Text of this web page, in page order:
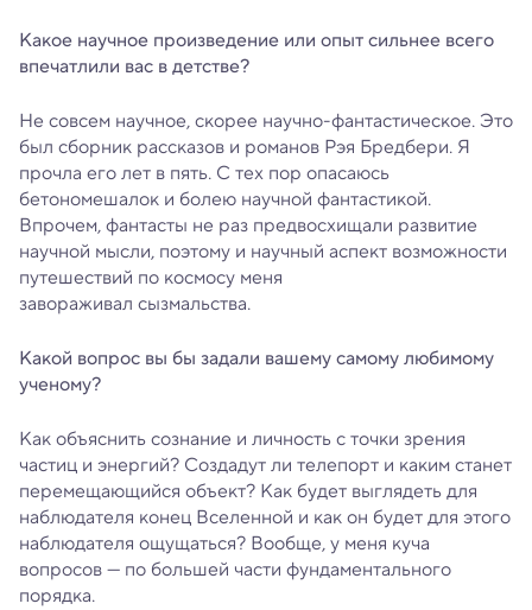
Какое научное произведение или опыт сильнее всего
впечатлили вас в детстве?
Не совсем научное, скорее научно-фантастическое. Это
был сборник рассказов и романов Рэя Бредбери. Я
прочла его лет в пять. С тех пор опасаюсь
бетономешалок и болею научной фантастикой.
Впрочем, фантасты не раз предвосхищали развитие
научной мысли, поэтому и научный аспект возможности
путешествий по космосу меня
завораживал сызмальства.
Какой вопрос вы бы задали вашему самому любимому
ученому?
Как объяснить сознание и личность с точки зрения
частиц и энергий? Создадут ли телепорт и каким станет
перемещающийся объект? Как будет выглядеть для
наблюдателя конец Вселенной и как он будет для этого
наблюдателя ощущаться? Вообще, у меня куча
вопросов — по большей части фундаментального
порядка.